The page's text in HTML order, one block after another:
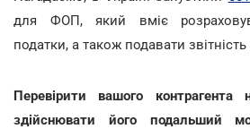
для ФОП, який вміє
податки, а також подавати
Перевірити вашого контрагента
здійснювати його подальший